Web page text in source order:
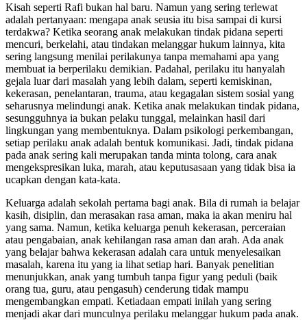
Kisah seperti Rafi bukan hal baru. Namun yang sering terlewat
adalah pertanyaan: mengapa anak seusia itu bisa sampai di kursi
terdakwa? Ketika seorang anak melakukan tindak pidana seperti
mencuri, berkelahi, atau tindakan melanggar hukum lainnya, kita
sering langsung menilai perilakunya tanpa memahami apa yang
membuat ia berperilaku demikian. Padahal, perilaku itu hanyalah
gejala luar dari masalah yang lebih dalam, seperti kemiskinan,
kekerasan, penelantaran, trauma, atau kegagalan sistem sosial yang
seharusnya melindungi anak. Ketika anak melakukan tindak pidana,
sesungguhnya ia bukan pelaku tunggal, melainkan hasil dari
lingkungan yang membentuknya. Dalam psikologi perkembangan,
setiap perilaku anak adalah bentuk komunikasi. Jadi, tindak pidana
pada anak sering kali merupakan tanda minta tolong, cara anak
mengekspresikan luka, marah, atau keputusasaan yang tidak bisa ia
ucapkan dengan kata-kata.
Keluarga adalah sekolah pertama bagi anak. Bila di rumah ia belajar
kasih, disiplin, dan merasakan rasa aman, maka ia akan meniru hal
yang sama. Namun, ketika keluarga penuh kekerasan, perceraian
atau pengabaian, anak kehilangan rasa aman dan arah. Ada anak
yang belajar bahwa kekerasan adalah cara untuk menyelesaikan
masalah, karena itu yang ia lihat setiap hari. Banyak penelitian
menunjukkan, anak yang tumbuh tanpa figur yang peduli (baik
orang tua, guru, atau pengasuh) cenderung tidak mampu
mengembangkan empati. Ketiadaan empati inilah yang sering
menjadi akar dari munculnya perilaku melanggar hukum pada anak.